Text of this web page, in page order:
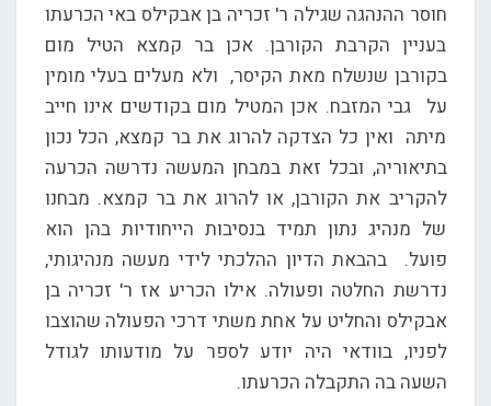
חוסר ההנהגה שגילה ר' זכריה בן אבקילס באי הכרעתו
בעניין הקרבת הקורבן. אכן בר קמצא הטיל מום
בקורבן שנשלח מאת הקיסר, ולא מעלים בעלי מומין
על גבי המזבח. אכן המטיל מום בקודשים אינו חייב
מיתה ואין כל הצדקה להרוג את בר קמצא, הכל נכון
בתיאוריה, ובכל זאת במבחן המעשה נדרשה הכרעה
להקריב את הקורבן, או להרוג את בר קמצא. מבחנו
של מנהיג נתון תמיד בנסיבות הייחודיות בהן הוא
פועל. בהבאת הדיון ההלכתי לידי מעשה מנהיגותי,
נדרשת החלטה ופעולה. אילו הכריע אז ר' זכריה בן
אבקילס והחליט על אחת משתי דרכי הפעולה שהוצבו
לפניו, בוודאי היה יודע לספר על מודעותו לגודל
השעה בה התקבלה הכרעתו.